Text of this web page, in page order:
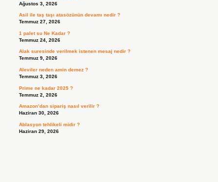
Ağustos 3, 2026
Asil ile taş taşı atasözünün devamı nedir ?
Temmuz 27, 2026
1 palet su Ne Kadar ?
Temmuz 24, 2026
Alak suresinde verilmek istenen mesaj nedir ?
Temmuz 9, 2026
Aleviler neden amin demez ?
Temmuz 3, 2026
Prime ne kadar 2025 ?
Temmuz 2, 2026
Amazon’dan sipariş nasıl verilir ?
Haziran 30, 2026
Ablasyon tehlikeli midir ?
Haziran 29, 2026